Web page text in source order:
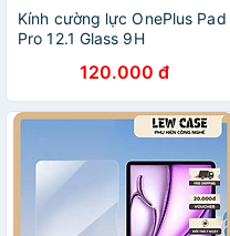
Kính cường lực OnePlus Pad
Pro 12.1 Glass 9H
120.000 đ